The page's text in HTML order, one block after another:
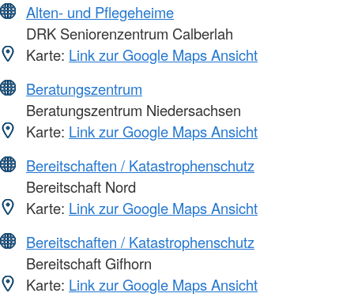
Alten- und Pflegeheime
DRK Seniorenzentrum Calberlah
Karte: Link zur Google Maps Ansicht
Beratungszentrum
Beratungszentrum Niedersachsen
Karte: Link zur Google Maps Ansicht
Bereitschaften / Katastrophenschutz
Bereitschaft Nord
Karte: Link zur Google Maps Ansicht
Bereitschaften / Katastrophenschutz
Bereitschaft Gifhorn
Karte: Link zur Google Maps Ansicht